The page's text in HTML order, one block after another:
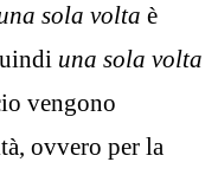
sola volta è
una sola volta
vengono
ovvero per la